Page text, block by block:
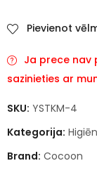
Pievienot
Ja prece nav
sazinieties ar
SKU: YSTKM-4
Kategorija:
Brand: Cocoon